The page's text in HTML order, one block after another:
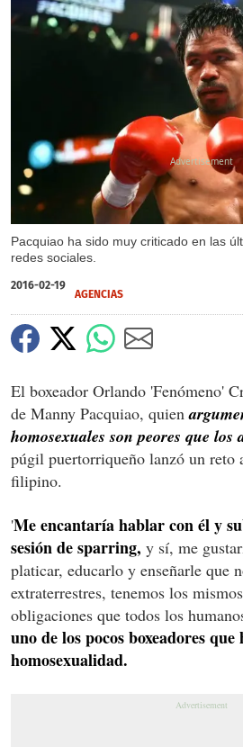
Pacquiao ha sido muy criticado en las
redes sociales.
2016-02-19
AGENCIAS
El boxeador Orlando 'Fenómeno'
de Manny Pacquiao, quien
homosexuales son peores que los
púgil puertorriqueño lanzó un reto
filipino.
'Me encantaría hablar con él y
sesión de sparring, y sí, me
platicar, educarlo y enseñarle que
extraterrestres, tenemos los
obligaciones que todos los
uno de los pocos boxeadores
homosexualidad.